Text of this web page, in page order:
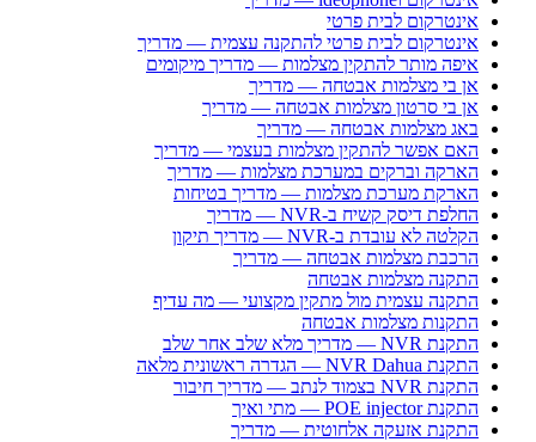
אינטרקום לבית פרטי
אינטרקום לבית פרטי להתקנה עצמית — מדריך
איפה מותר להתקין מצלמות — מדריך מיקומים
אן בי מצלמות אבטחה — מדריך
אן בי סרטון מצלמות אבטחה — מדריך
באג מצלמות אבטחה — מדריך
האם אפשר להתקין מצלמות בעצמי — מדריך
הארקה וברקים במערכת מצלמות — מדריך
הארקת מערכת מצלמות — מדריך בטיחות
החלפת דיסק קשיח ב-NVR — מדריך
הקלטה לא עובדת ב-NVR — מדריך תיקון
הרכבת מצלמות אבטחה — מדריך
התקנה מצלמות אבטחה
התקנה עצמית מול מתקין מקצועי — מה עדיף
התקנות מצלמות אבטחה
התקנת NVR — מדריך מלא שלב אחר שלב
התקנת NVR Dahua — הגדרה ראשונית מלאה
התקנת NVR בצמוד לנתב — מדריך חיבור
התקנת POE injector — מתי ואיך
התקנת אזעקה אלחוטית — מדריך